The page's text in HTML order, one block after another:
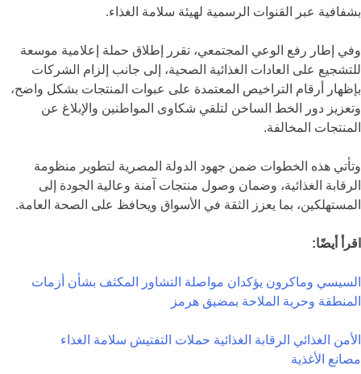
بشفافية عبر القنوات الرسمية لهيئة سلامة الغذاء.
وفي إطار رفع الوعي المجتمعي، تقرر إطلاق حملة إعلامية موسعة
للتشجيع على العادات الغذائية الصحية، إلى جانب إلزام الشركات
بإظهار أرقام التراخيص المعتمدة على عبوات المنتجات بشكل واضح،
وتعزيز دور الخط الساخن لتلقي شكاوى المواطنين والإبلاغ عن
المنتجات المخالفة.
وتأتي هذه الخطوات ضمن جهود الدولة المصرية لتطوير منظومة
الرقابة الغذائية، وضمان وصول منتجات آمنة وعالية الجودة إلى
المستهلكين، بما يعزز الثقة في الأسواق ويحافظ على الصحة العامة.
اقرأ أيضًا:
السيسي وماكرون يؤكدان مواصلة التشاور المكثف بشأن أزمات
المنطقة وحرية الملاحة بمضيق هرمز
الأمن الغذائي الرقابة الغذائية حملات التفتيش سلامة الغذاء
مصانع الأغذية